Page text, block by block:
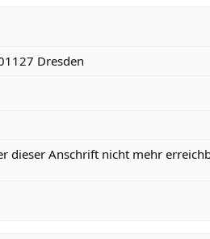
Dresden
dieser Anschrift nicht mehr